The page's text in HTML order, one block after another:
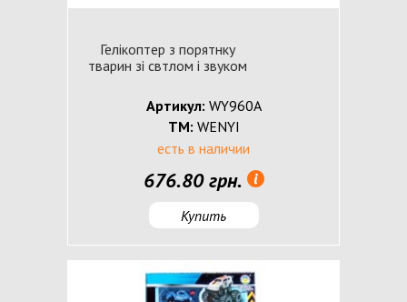
Гелікоптер з порятнку
тварин зі свтлом і звуком
Артикул: WY960A
ТМ: WENYI
есть в наличии
676.80 грн.
Купить